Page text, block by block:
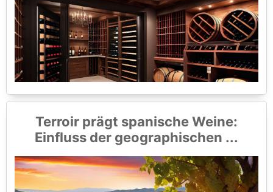
Terroir prägt spanische Weine:
Einfluss der geographischen ...